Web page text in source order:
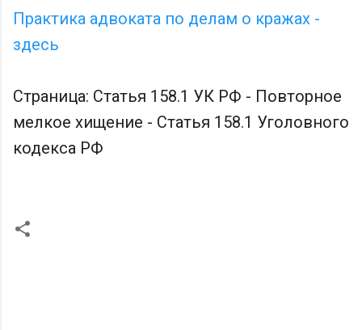
Практика адвоката по делам о кражах -
здесь
Страница: Статья 158.1 УК РФ - Повторное
мелкое хищение - Статья 158.1 Уголовного
кодекса РФ